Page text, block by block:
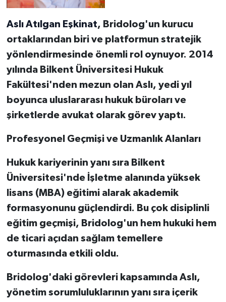
Aslı Atılgan Eşkinat, Bridolog'un kurucu
ortaklarından biri ve platformun stratejik
yönlendirmesinde önemli rol oynuyor. 2014
yılında Bilkent Üniversitesi Hukuk
Fakültesi'nden mezun olan Aslı, yedi yıl
boyunca uluslararası hukuk büroları ve
şirketlerde avukat olarak görev yaptı.
Profesyonel Geçmişi ve Uzmanlık Alanları
Hukuk kariyerinin yanı sıra Bilkent
Üniversitesi'nde İşletme alanında yüksek
lisans (MBA) eğitimi alarak akademik
formasyonunu güçlendirdi. Bu çok disiplinli
eğitim geçmişi, Bridolog'un hem hukuki hem
de ticari açıdan sağlam temellere
oturmasında etkili oldu.
Bridolog'daki görevleri kapsamında Aslı,
yönetim sorumluluklarının yanı sıra içerik